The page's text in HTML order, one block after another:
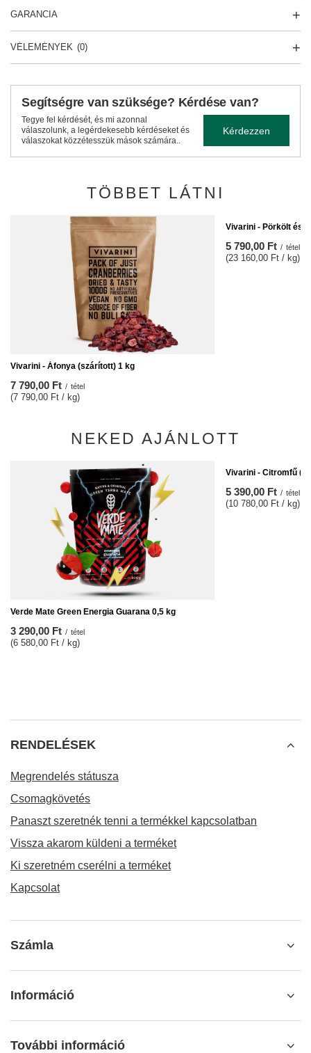
GARANCIA
VÉLEMÉNYEK (0)
Segítségre van szüksége? Kérdése van?
Tegye fel kérdését, és mi azonnal
válaszolunk, a legérdekesebb kérdéseket és
válaszokat közzétesszük mások számára..
Kérdezzen
TÖBBET LÁTNI
Vivarini - Áfonya (szárított) 1 kg
7 790,00 Ft / tétel
(7 790,00 Ft / kg)
Vivarini - Pörkölt és
5 790,00 Ft / tétel
(23 160,00 Ft / kg)
NEKED AJÁNLOTT
Verde Mate Green Energia Guarana 0,5 kg
3 290,00 Ft / tétel
(6 580,00 Ft / kg)
Vivarini - Citromfű
5 390,00 Ft / tétel
(10 780,00 Ft / kg)
RENDELÉSEK
Megrendelés státusza
Csomagkövetés
Panaszt szeretnék tenni a termékkel kapcsolatban
Vissza akarom küldeni a terméket
Ki szeretném cserélni a terméket
Kapcsolat
Számla
Információ
További információ